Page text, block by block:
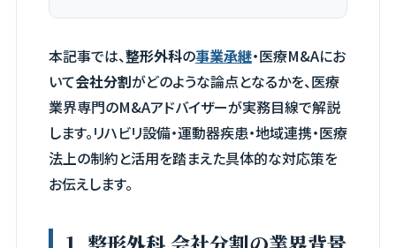
本記事では、整形外科の事業承継・医療M&Aにお
いて会社分割がどのような論点となるかを、医療
業界専門のM&Aアドバイザーが実務目線で解説
します。リハビリ設備・運動器疾患・地域連携・医療
法上の制約と活用を踏まえた具体的な対応策を
お伝えします。